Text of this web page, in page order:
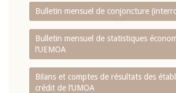
Bulletin mensuel de conjoncture
Bulletin mensuel de statistiques
l‘UEMOA
Bilans et comptes de résultats des
crédit de l‘UMOA